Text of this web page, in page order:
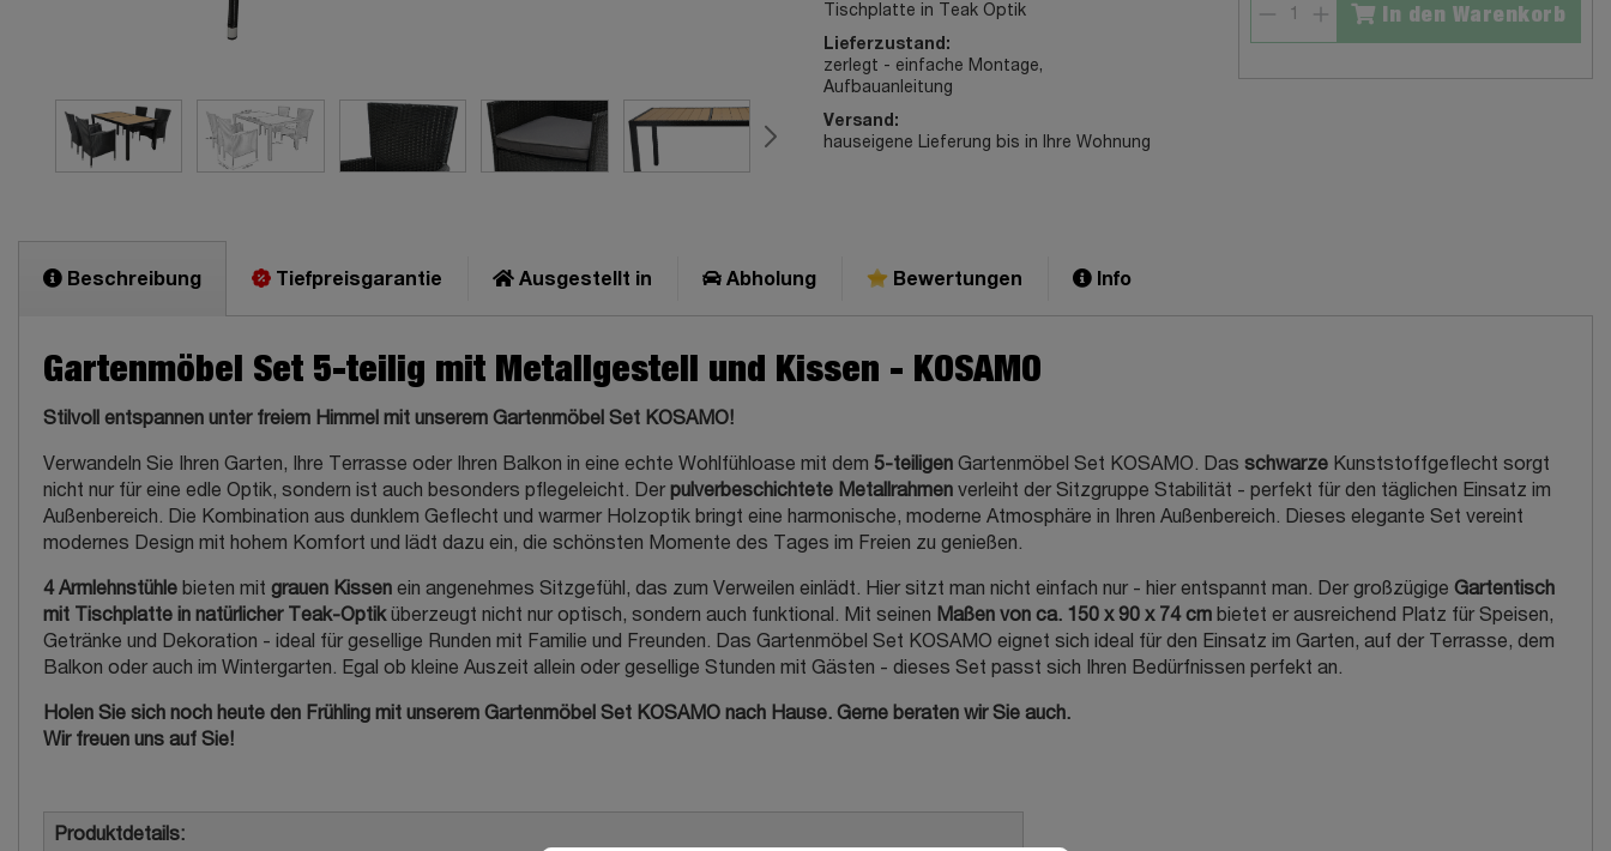
Tischplatte in Teak Optik
Lieferzustand:
zerlegt - einfache Montage,
Aufbauanleitung
Versand:
hauseigene Lieferung bis in Ihre Wohnung
In den Warenkorb
Beschreibung Tiefpreisgarantie Ausgestellt in Abholung Bewertungen Info
Gartenmöbel Set 5-teilig mit Metallgestell und Kissen - KOSAMO
Stilvoll entspannen unter freiem Himmel mit unserem Gartenmöbel Set KOSAMO!
Verwandeln Sie Ihren Garten, Ihre Terrasse oder Ihren Balkon in eine echte Wohlfühloase mit dem 5-teiligen Gartenmöbel Set KOSAMO. Das schwarze Kunststoffgeflecht sorgt
nicht nur für eine edle Optik, sondern ist auch besonders pflegeleicht. Der pulverbeschichtete Metallrahmen verleiht der Sitzgruppe Stabilität - perfekt für den täglichen Einsatz im
Außenbereich. Die Kombination aus dunklem Geflecht und warmer Holzoptik bringt eine harmonische, moderne Atmosphäre in Ihren Außenbereich. Dieses elegante Set vereint
modernes Design mit hohem Komfort und lädt dazu ein, die schönsten Momente des Tages im Freien zu genießen.
4 Armlehnstühle bieten mit grauen Kissen ein angenehmes Sitzgefühl, das zum Verweilen einlädt. Hier sitzt man nicht einfach nur - hier entspannt man. Der großzügige Gartentisch
mit Tischplatte in natürlicher Teak-Optiküberzeugt nicht nur optisch, sondern auch funktional. Mit seinen Maßen von ca. 150 x 90 x 74 cm bietet er ausreichend Platz für Speisen,
Getränke und Dekoration - ideal für gesellige Runden mit Familie und Freunden. Das Gartenmöbel Set KOSAMO eignet sich ideal für den Einsatz im Garten, auf der Terrasse, dem
Balkon oder auch im Wintergarten. Egal ob kleine Auszeit allein oder gesellige Stunden mit Gästen - dieses Set passt sich Ihren Bedürfnissen perfekt an.
Holen Sie sich noch heute den Frühling mit unserem Gartenmöbel Set KOSAMO nach Hause. Gerne beraten wir Sie auch.
Wir freuen uns auf Sie!
Produktdetails: